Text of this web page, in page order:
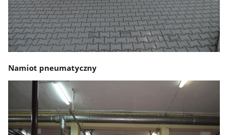
Namiot pneumatyczny